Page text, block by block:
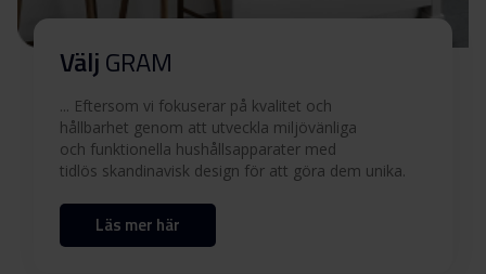
Användarmanual (EN)
Vägledning för barnlås Ladda ner
Produktbild CI 56051 V
VäljGRAM
... Eftersom vi fokuserar på kvalitet och
hållbarhet genom att utveckla miljövänliga
och funktionella hushållsapparater med
tidlös skandinavisk design för att göra dem unika.
Läs mer här